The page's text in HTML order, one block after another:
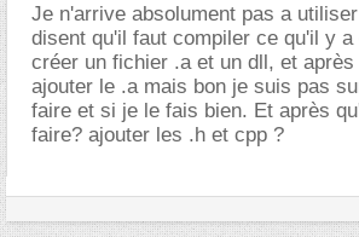
Je n'arrive absolument pas a
disent qu'il faut compiler ce qu'il y
créer un fichier .a et un dll, et
ajouter le .a mais bon je suis pas
faire et si je le fais bien. Et après
faire? ajouter les .h et cpp ?